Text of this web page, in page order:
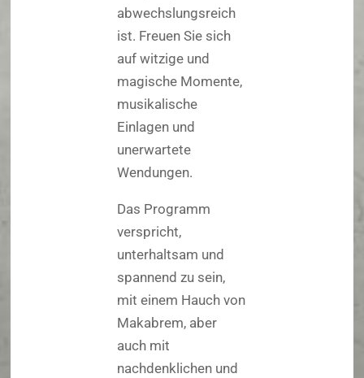
abwechslungsreich
ist. Freuen Sie sich
auf witzige und
magische Momente,
musikalische
Einlagen und
unerwartete
Wendungen.
Das Programm
verspricht,
unterhaltsam und
spannend zu sein,
mit einem Hauch von
Makabrem, aber
auch mit
nachdenklichen und